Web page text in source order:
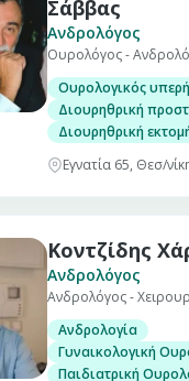
Σάββας
Ανδρολόγος
Ουρολόγος -
Ουρολογικός
Διουρηθρική
Διουρηθρική
Εγνατία 65, Θεσ/
Κοντζίδης
Ανδρολόγος
Ανδρολόγος -
Ανδρολογία
Γυναικολογική
Παιδιατρική